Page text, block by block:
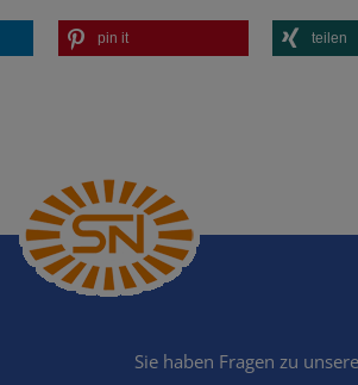
pin it teilen
Sie haben Fragen zu